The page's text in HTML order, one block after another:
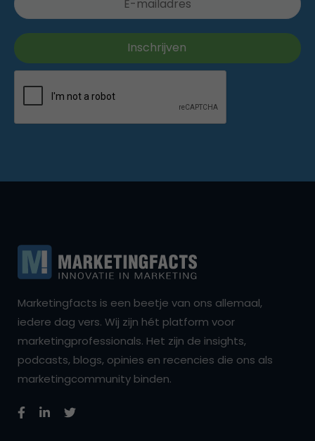
Marketingfacts is een beetje van ons allemaal,
iedere dag vers. Wij zijn hét platform voor
marketingprofessionals. Het zijn de insights,
podcasts, blogs, opinies en recencies die ons als
marketingcommunity binden.